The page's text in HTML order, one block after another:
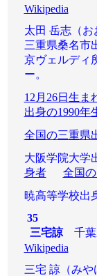
Wikipedia
太田 岳志（お
三重県桑名市
京ヴェルディ
ー。
12月26日生ま
出身の1990年
全国の三重県
大阪学院大
身者
全国
暁高等学校
35
三宅諒千葉
Wikipedia
三宅 諒（みや